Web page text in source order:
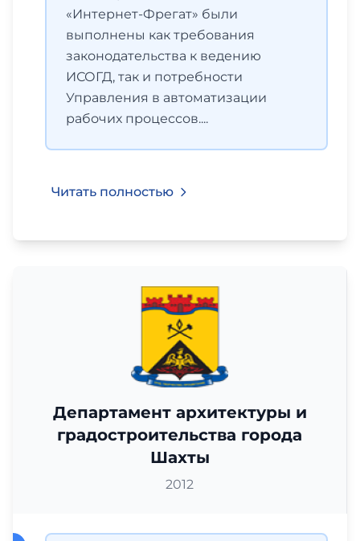
«Интернет-Фрегат» были
выполнены как требования
законодательства к ведению
ИСОГД, так и потребности
Управления в автоматизации
рабочих процессов....
Читать полностью
Департамент архитектуры и
градостроительства города
Шахты
2012